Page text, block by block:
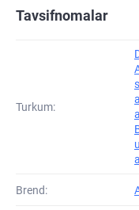
Tavsifnomalar
Turkum:
Brend: